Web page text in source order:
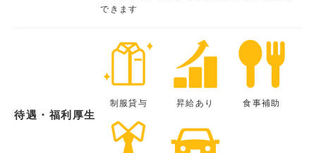
できます
待遇・福利厚生
制服貸与 昇給あり 食事補助